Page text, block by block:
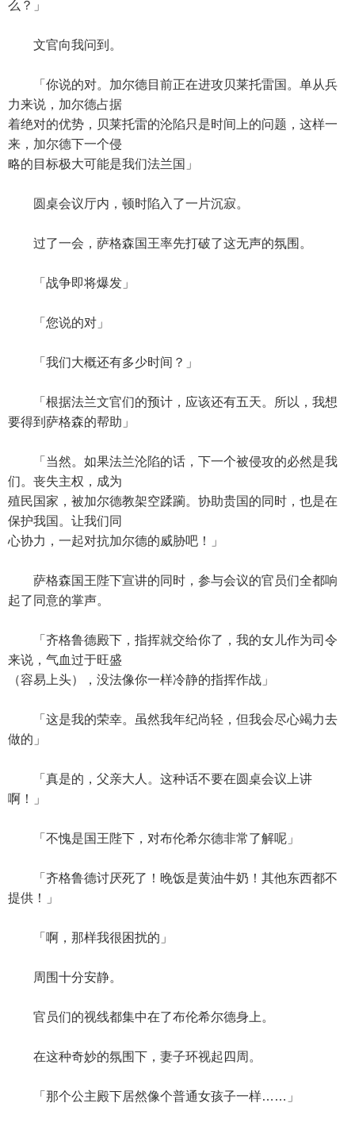
么？」
文官向我问到。
「你说的对。加尔德目前正在进攻贝莱托雷国。单从兵
力来说，加尔德占据
着绝对的优势，贝莱托雷的沦陷只是时间上的问题，这样一
来，加尔德下一个侵
略的目标极大可能是我们法兰国」
圆桌会议厅内，顿时陷入了一片沉寂。
过了一会，萨格森国王率先打破了这无声的氛围。
「战争即将爆发」
「您说的对」
「我们大概还有多少时间？」
「根据法兰文官们的预计，应该还有五天。所以，我想
要得到萨格森的帮助」
「当然。如果法兰沦陷的话，下一个被侵攻的必然是我
们。丧失主权，成为
殖民国家，被加尔德教架空蹂躏。协助贵国的同时，也是在
保护我国。让我们同
心协力，一起对抗加尔德的威胁吧！」
萨格森国王陛下宣讲的同时，参与会议的官员们全都响
起了同意的掌声。
「齐格鲁德殿下，指挥就交给你了，我的女儿作为司令
来说，气血过于旺盛
（容易上头），没法像你一样冷静的指挥作战」
「这是我的荣幸。虽然我年纪尚轻，但我会尽心竭力去
做的」
「真是的，父亲大人。这种话不要在圆桌会议上讲
啊！」
「不愧是国王陛下，对布伦希尔德非常了解呢」
「齐格鲁德讨厌死了！晚饭是黄油牛奶！其他东西都不
提供！」
「啊，那样我很困扰的」
周围十分安静。
官员们的视线都集中在了布伦希尔德身上。
在这种奇妙的氛围下，妻子环视起四周。
「那个公主殿下居然像个普通女孩子一样……」